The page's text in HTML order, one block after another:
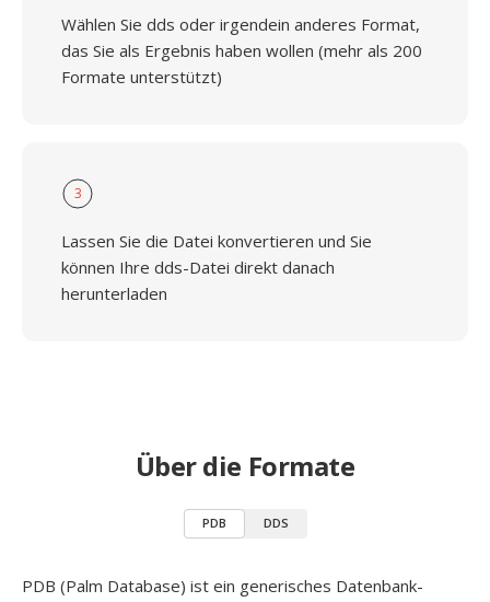
Wählen Sie dds oder irgendein anderes Format,
das Sie als Ergebnis haben wollen (mehr als 200
Formate unterstützt)
3
Lassen Sie die Datei konvertieren und Sie
können Ihre dds-Datei direkt danach
herunterladen
Über die Formate
PDB DDS
PDB (Palm Database) ist ein generisches Datenbank-